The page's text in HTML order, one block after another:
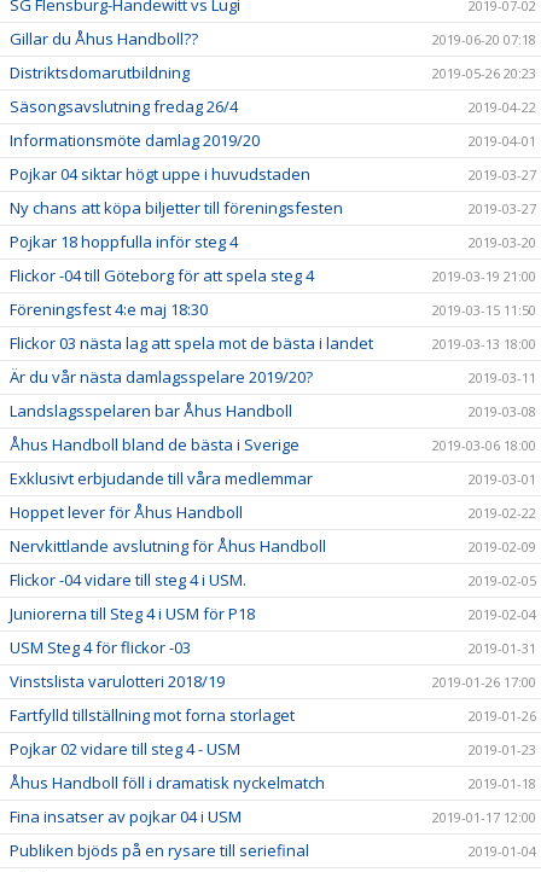
SG Flensburg-Handewitt vs Lugi 2019-07-02
Gillar du Åhus Handboll?? 2019-06-20 07:18
Distriktsdomarutbildning 2019-05-26 20:23
Säsongsavslutning fredag 26/4 2019-04-22
Informationsmöte damlag 2019/20 2019-04-01
Pojkar 04 siktar högt uppe i huvudstaden 2019-03-27
Ny chans att köpa biljetter till föreningsfesten 2019-03-27
Pojkar 18 hoppfulla inför steg 4 2019-03-20
Flickor -04 till Göteborg för att spela steg 4 2019-03-19 21:00
Föreningsfest 4:e maj 18:30 2019-03-15 11:50
Flickor 03 nästa lag att spela mot de bästa i landet 2019-03-13 18:00
Är du vår nästa damlagsspelare 2019/20? 2019-03-11
Landslagsspelaren bar Åhus Handboll 2019-03-08
Åhus Handboll bland de bästa i Sverige 2019-03-06 18:00
Exklusivt erbjudande till våra medlemmar 2019-03-01
Hoppet lever för Åhus Handboll 2019-02-22
Nervkittlande avslutning för Åhus Handboll 2019-02-09
Flickor -04 vidare till steg 4 i USM. 2019-02-05
Juniorerna till Steg 4 i USM för P18 2019-02-04
USM Steg 4 för flickor -03 2019-01-31
Vinstslista varulotteri 2018/19 2019-01-26 17:00
Fartfylld tillställning mot forna storlaget 2019-01-26
Pojkar 02 vidare till steg 4 - USM 2019-01-23
Åhus Handboll föll i dramatisk nyckelmatch 2019-01-18
Fina insatser av pojkar 04 i USM 2019-01-17 12:00
Publiken bjöds på en rysare till seriefinal 2019-01-04